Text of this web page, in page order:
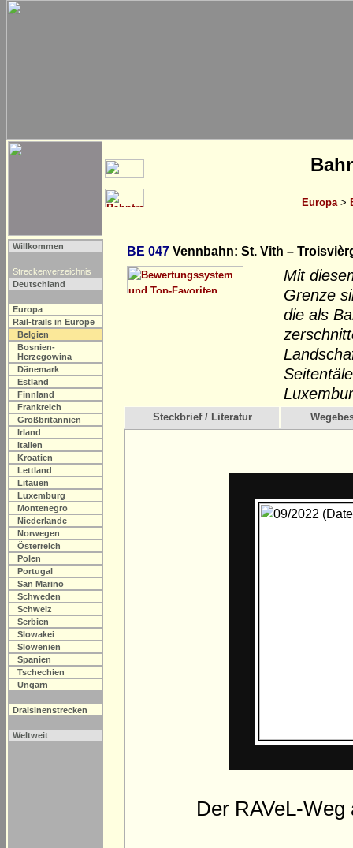
Europa >
Willkommen
Streckenverzeichnis
Deutschland
Europa
Rail-trails in Europe
Belgien
Bosnien-
Herzegowina
Dänemark
Estland
Finnland
Frankreich
Großbritannien
Irland
Italien
Kroatien
Lettland
Litauen
Luxemburg
Montenegro
Niederlande
Norwegen
Österreich
Polen
Portugal
San Marino
Schweden
Schweiz
Serbien
Slowakei
Slowenien
Spanien
Tschechien
Ungarn
Draisinenstrecken
Weltweit
BE 047 Vennbahn: St. Vith –
Mit
Grenze
die als
Steckbrief / Literatur
Der RAVeL-